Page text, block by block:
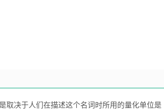
取决于人们在描述这个名词时所用的量化单位是